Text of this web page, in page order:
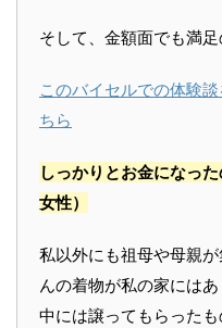
そして、金額面でも満足
このバイセルでの体験
ちら
しっかりとお金になっ
女性）
私以外にも祖母や母親
んの着物が私の家にはあ
中には譲ってもらった